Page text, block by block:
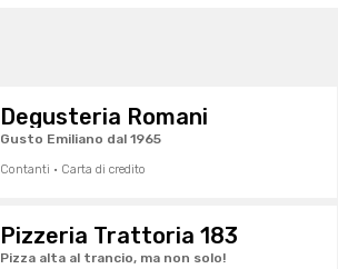
Degusteria Romani
Gusto Emiliano dal 1965
Contanti · Carta di credito
Pizzeria Trattoria 183
Pizza alta al trancio, ma non solo!